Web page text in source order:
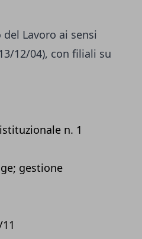
Lavoro ai sensi
12/04), con filiali su
n. 1
gestione